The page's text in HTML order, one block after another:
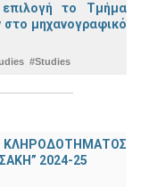
επιλογή το Τμήμα
στο μηχανογραφικό
#Studies
ΚΛΗΡΟΔΟΤΗΜΑΤΟΣ
2024-25